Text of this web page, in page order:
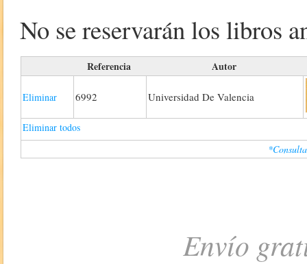
No se reservarán los libros
Referencia Autor
Eliminar 6992 Universidad De Valencia
Eliminar todos
Envío